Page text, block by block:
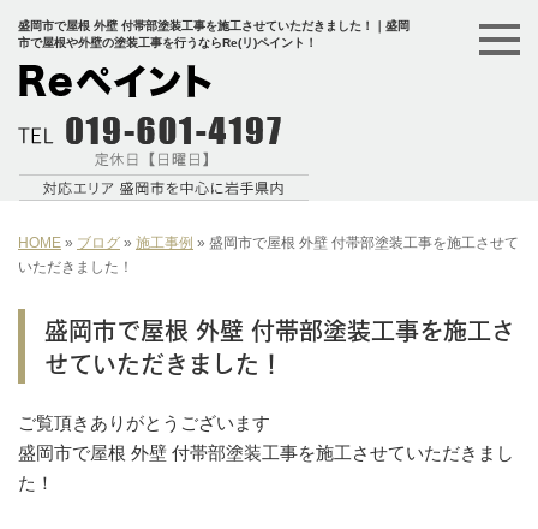
盛岡市で屋根 外壁 付帯部塗装工事を施工させていただきました！｜盛岡
市で屋根や外壁の塗装工事を行うならRe(リ)ペイント！
HOME » ブログ » 施工事例 » 盛岡市で屋根 外壁 付帯部塗装工事を施工させて
いただきました！
盛岡市で屋根 外壁 付帯部塗装工事を施工さ
せていただきました！
ご覧頂きありがとうございます
盛岡市で屋根 外壁 付帯部塗装工事を施工させていただきまし
た！